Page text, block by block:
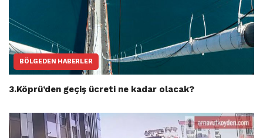
BÖLGEDEN HABERLER
3.Köprü’den geçiş ücreti ne kadar olacak?